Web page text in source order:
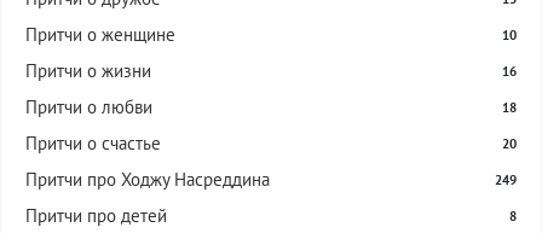
Притчи о женщине 10
Притчи о жизни 16
Притчи о любви 18
Притчи о счастье 20
Притчи про Ходжу Насреддина 249
Притчи про детей 8